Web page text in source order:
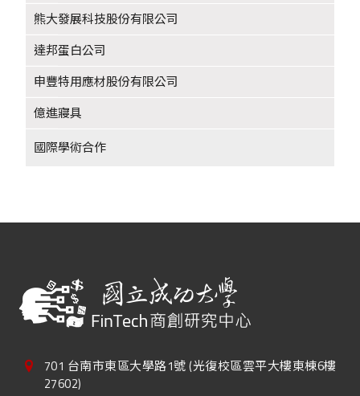
熊大發展科技股份有限公司
達邦蛋白公司
申豐特用應材股份有限公司
億進寢具
國際學術合作
701 台南市東區大學路1號 (光復校區雲平大樓東棟6樓
27602)